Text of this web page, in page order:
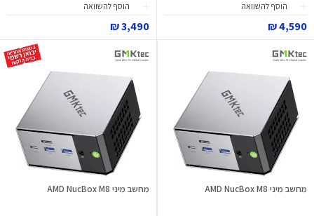
הוסף להשוואה
4,590 ₪
הוסף להשוואה
3,490 ₪
מחשב מיני AMD NucBox M8 מחשב מיני AMD NucBox M8